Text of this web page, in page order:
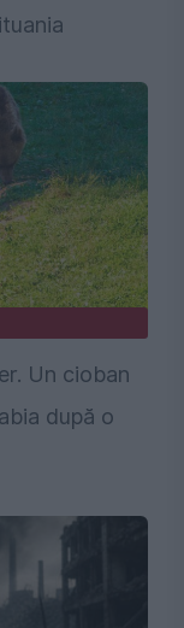
Un cioban
după o